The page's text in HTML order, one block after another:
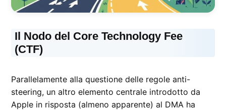
Il Nodo del Core Technology Fee
(CTF)
Parallelamente alla questione delle regole anti-
steering, un altro elemento centrale introdotto da
Apple in risposta (almeno apparente) al DMA ha